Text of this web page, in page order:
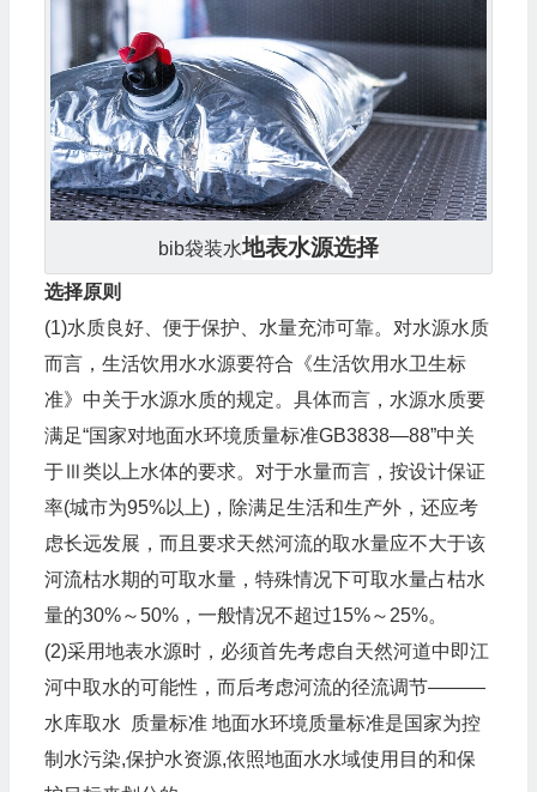
bib袋装水地表水源选择
选择原则
(1)水质良好、便于保护、水量充沛可靠。对水源水质
而言，生活饮用水水源要符合《生活饮用水卫生标
准》中关于水源水质的规定。具体而言，水源水质要
满足“国家对地面水环境质量标准GB3838—88”中关
于Ⅲ类以上水体的要求。对于水量而言，按设计保证
率(城市为95%以上)，除满足生活和生产外，还应考
虑长远发展，而且要求天然河流的取水量应不大于该
河流枯水期的可取水量，特殊情况下可取水量占枯水
量的30%～50%，一般情况不超过15%～25%。
(2)采用地表水源时，必须首先考虑自天然河道中即江
河中取水的可能性，而后考虑河流的径流调节———
水库取水 质量标准 地面水环境质量标准是国家为控
制水污染,保护水资源,依照地面水水域使用目的和保